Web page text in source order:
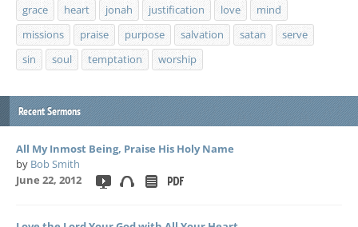
grace
heart jonah justification love
mind
missions
praise purpose salvation satan
serve
sin
soul temptation worship
Recent Sermons
All My Inmost Being, Praise His Holy Name
by Bob Smith
June 22, 2012